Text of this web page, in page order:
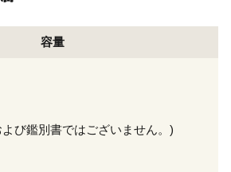
容量
び鑑別書ではございません。)